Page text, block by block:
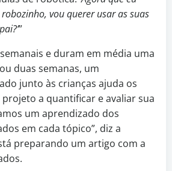
vou querer usar as suas
”
e duram em média uma
duas semanas, um
junto às crianças ajuda os
a quantificar e avaliar sua
um aprendizado dos
em cada tópico”, diz a
preparando um artigo com a